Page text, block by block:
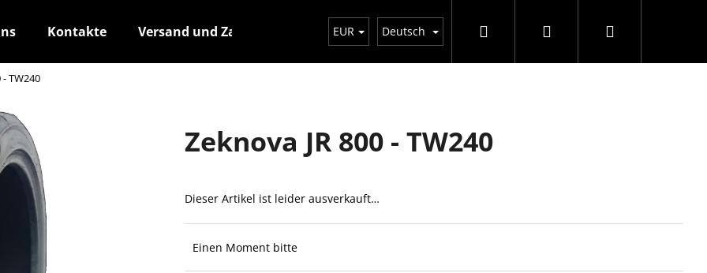
Kontakte Versand und Zahlung Wie man einkauft GDPR Geschäftsbedingungen
EUR Deutsch Suchen Login Warenkorb
- TW240
Zeknova JR 800 - TW240
Dieser Artikel ist leider ausverkauft…
Einen Moment bitte
Was suchen Sie?
SUCHEN